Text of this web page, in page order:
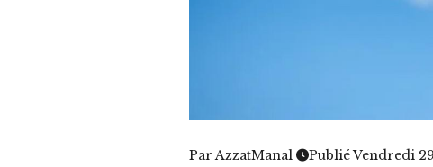
ParAzzatManal Publié Vendredi